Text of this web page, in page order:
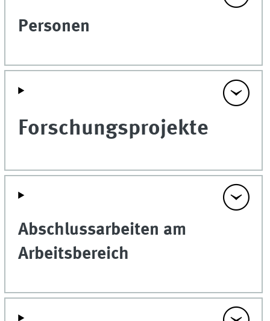
Personen
Forschungsprojekte
Abschlussarbeiten am
Arbeitsbereich